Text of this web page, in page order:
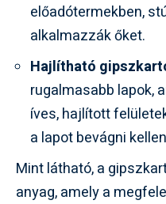
előadótermekben,
alkalmazzák őket.
Hajlítható
rugalmasabb lapok,
íves, hajlított
a lapot bevágni
Mint látható, a
anyag, amely a